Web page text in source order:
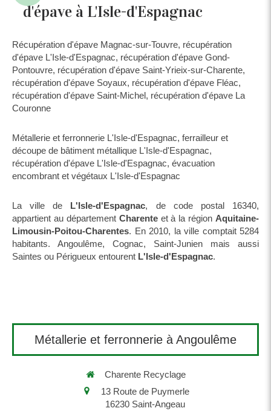
d'épave à L'Isle-d'Espagnac
Récupération d'épave Magnac-sur-Touvre, récupération
d'épave L'Isle-d'Espagnac, récupération d'épave Gond-
Pontouvre, récupération d'épave Saint-Yrieix-sur-Charente,
récupération d'épave Soyaux, récupération d'épave Fléac,
récupération d'épave Saint-Michel, récupération d'épave La
Couronne
Métallerie et ferronnerie L'Isle-d'Espagnac, ferrailleur et
découpe de bâtiment métallique L'Isle-d'Espagnac,
récupération d'épave L'Isle-d'Espagnac, évacuation
encombrant et végétaux L'Isle-d'Espagnac
La ville de L'Isle-d'Espagnac, de code postal 16340,
appartient au département Charenteet à la région Aquitaine-
Limousin-Poitou-Charentes. En 2010, la ville comptait 5284
habitants. Angoulême, Cognac, Saint-Junien mais aussi
Saintes ou Périgueux entourent L'Isle-d'Espagnac.
Métallerie et ferronnerie à Angoulême
Charente Recyclage
13 Route de Puymerle
16230 Saint-Angeau